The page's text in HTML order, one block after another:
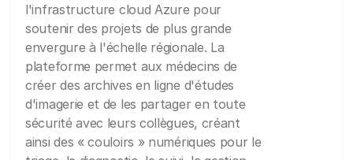
l'infrastructure cloud Azure pour
soutenir des projets de plus grande
envergure à l'échelle régionale. La
plateforme permet aux médecins de
créer des archives en ligne d'études
d'imagerie et de les partager en toute
sécurité avec leurs collègues, créant
ainsi des « couloirs » numériques pour le